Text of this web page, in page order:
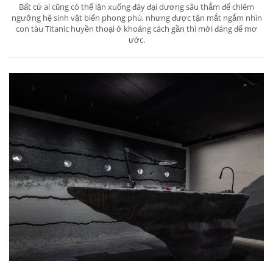
Bất cứ ai cũng có thể lặn xuống đáy đại dương sâu thẳm để chiêm
ngưỡng hệ sinh vật biển phong phú, nhưng được tận mắt ngắm nhìn
con tàu Titanic huyền thoại ở khoảng cách gần thì mới đáng để mơ
ước.